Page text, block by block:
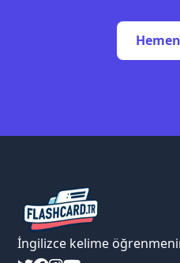
İngilizce kelime